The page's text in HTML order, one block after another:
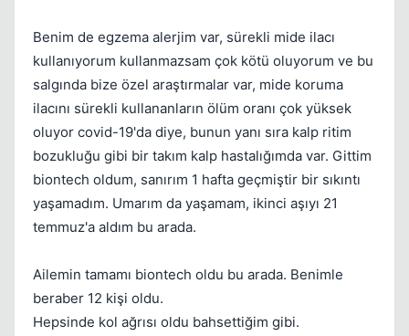
Benim de egzema alerjim var, sürekli mide ilacı
kullanıyorum kullanmazsam çok kötü oluyorum ve bu
salgında bize özel araştırmalar var, mide koruma
ilacını sürekli kullananların ölüm oranı çok yüksek
oluyor covid-19'da diye, bunun yanı sıra kalp ritim
bozukluğu gibi bir takım kalp hastalığımda var. Gittim
biontech oldum, sanırım 1 hafta geçmiştir bir sıkıntı
yaşamadım. Umarım da yaşamam, ikinci aşıyı 21
temmuz'a aldım bu arada.
Ailemin tamamı biontech oldu bu arada. Benimle
beraber 12 kişi oldu.
Hepsinde kol ağrısı oldu bahsettiğim gibi.